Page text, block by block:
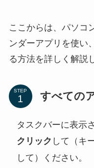
ここからは、パソコ
ンダーアプリを使い
る方法を詳しく解説
STEP すべての
タスクバーに表示
クリック して（キ
して）ください。